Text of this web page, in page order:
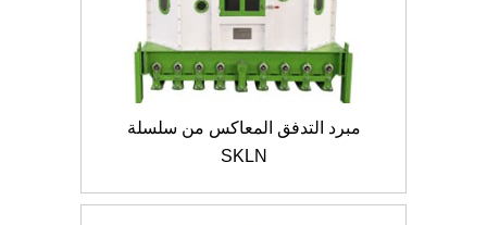
مبرد التدفق المعاكس من سلسلة
SKLN